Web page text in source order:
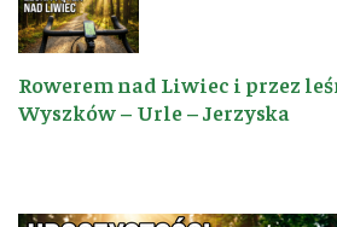
Rowerem nad Liwiec i przez
Wyszków – Urle – Jerzyska